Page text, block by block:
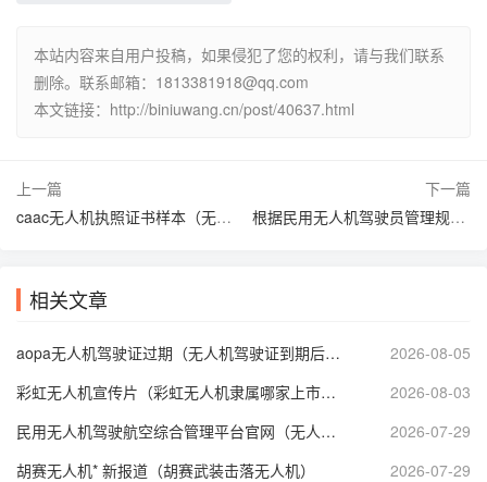
本站内容来自用户投稿，如果侵犯了您的权利，请与我们联系
删除。联系邮箱：1813381918@qq.com
本文链接：http://biniuwang.cn/post/40637.html
上一篇
caac无人机执照证书样本（无人机 证书）
下一篇
根据民用无人机驾驶员管理规定植保无人机属于哪一类（植保无人机管理办法）
相关文章
aopa无人机驾驶证过期（无人机驾驶证到期后怎么审证）
2026-08-05
彩虹无人机宣传片（彩虹无人机隶属哪家上市公司）
2026-08-03
民用无人机驾驶航空综合管理平台官网（无人机考证报名入口官网）
2026-07-29
胡赛无人机* 新报道（胡赛武装击落无人机）
2026-07-29